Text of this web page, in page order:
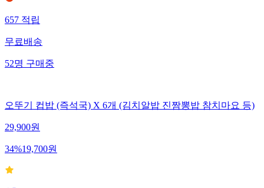
657 적립
무료배송
52명 구매중
오뚜기 컵밥 (즉석국) X 6개 (김치알밥 진짬뽕밥 참치마요 등)
29,900원
34%19,700원